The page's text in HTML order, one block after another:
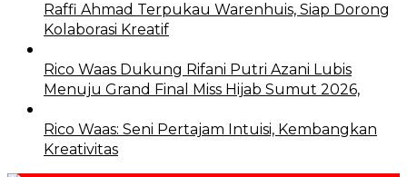
Raffi Ahmad Terpukau Warenhuis, Siap Dorong
Kolaborasi Kreatif
Rico Waas Dukung Rifani Putri Azani Lubis
Menuju Grand Final Miss Hijab Sumut 2026,
Rico Waas: Seni Pertajam Intuisi, Kembangkan
Kreativitas